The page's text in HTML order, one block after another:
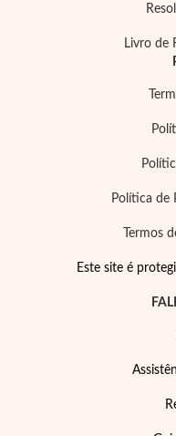
Livro de
Política de
Termos
Este site é